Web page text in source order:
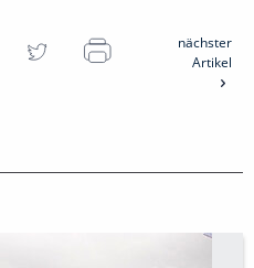
nächster
Artikel